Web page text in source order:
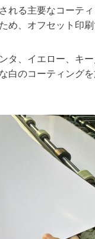
れる主要なコーテ
、オフセット印
タ、イエロー、キ
白のコーティング